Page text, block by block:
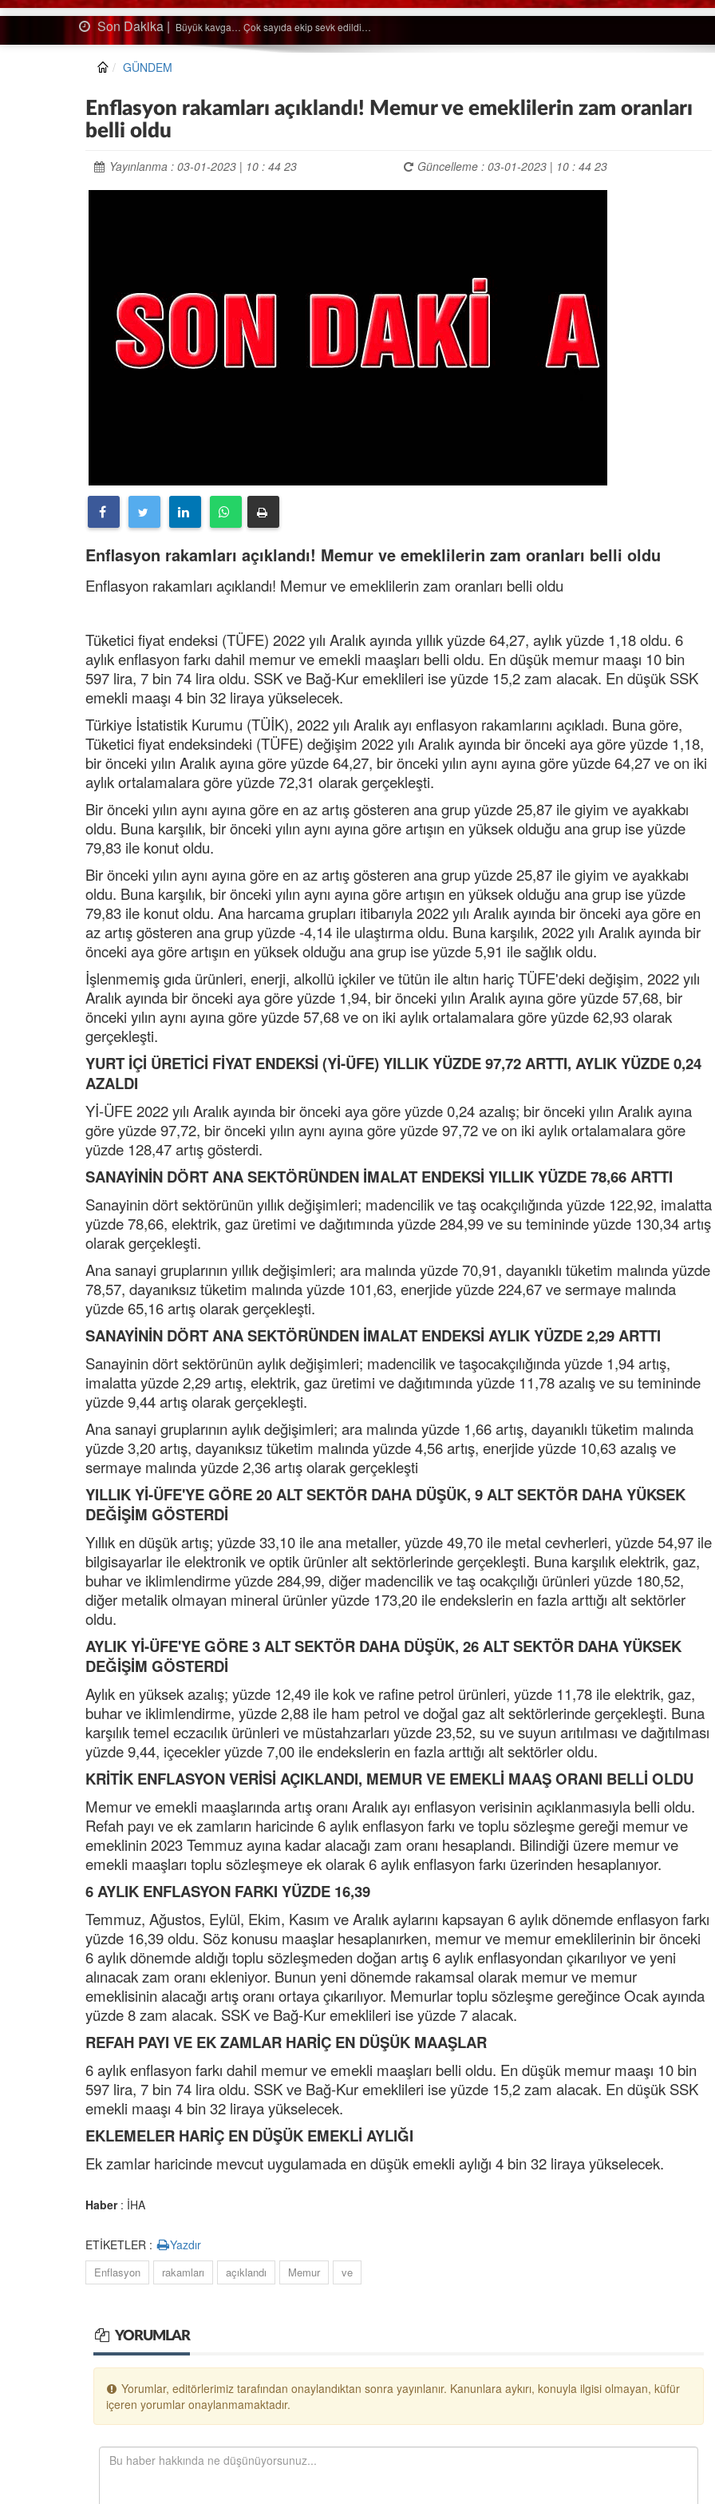
Son Dakika | Ağaçtan düştü…
GÜNDEM
Enflasyon rakamları açıklandı! Memur ve emeklilerin zam oranları
belli oldu
Yayınlanma : 03-01-2023 | 10 : 44 23 Güncelleme : 03-01-2023 | 10 : 44 23
Enflasyon rakamları açıklandı! Memur ve emeklilerin zam oranları belli oldu
Enflasyon rakamları açıklandı! Memur ve emeklilerin zam oranları belli oldu
Tüketici fiyat endeksi (TÜFE) 2022 yılı Aralık ayında yıllık yüzde 64,27, aylık yüzde 1,18 oldu. 6
aylık enflasyon farkı dahil memur ve emekli maaşları belli oldu. En düşük memur maaşı 10 bin
597 lira, 7 bin 74 lira oldu. SSK ve Bağ-Kur emeklileri ise yüzde 15,2 zam alacak. En düşük SSK
emekli maaşı 4 bin 32 liraya yükselecek.
Türkiye İstatistik Kurumu (TÜİK), 2022 yılı Aralık ayı enflasyon rakamlarını açıkladı. Buna göre,
Tüketici fiyat endeksindeki (TÜFE) değişim 2022 yılı Aralık ayında bir önceki aya göre yüzde 1,18,
bir önceki yılın Aralık ayına göre yüzde 64,27, bir önceki yılın aynı ayına göre yüzde 64,27 ve on iki
aylık ortalamalara göre yüzde 72,31 olarak gerçekleşti.
Bir önceki yılın aynı ayına göre en az artış gösteren ana grup yüzde 25,87 ile giyim ve ayakkabı
oldu. Buna karşılık, bir önceki yılın aynı ayına göre artışın en yüksek olduğu ana grup ise yüzde
79,83 ile konut oldu.
Bir önceki yılın aynı ayına göre en az artış gösteren ana grup yüzde 25,87 ile giyim ve ayakkabı
oldu. Buna karşılık, bir önceki yılın aynı ayına göre artışın en yüksek olduğu ana grup ise yüzde
79,83 ile konut oldu. Ana harcama grupları itibarıyla 2022 yılı Aralık ayında bir önceki aya göre en
az artış gösteren ana grup yüzde -4,14 ile ulaştırma oldu. Buna karşılık, 2022 yılı Aralık ayında bir
önceki aya göre artışın en yüksek olduğu ana grup ise yüzde 5,91 ile sağlık oldu.
İşlenmemiş gıda ürünleri, enerji, alkollü içkiler ve tütün ile altın hariç TÜFE'deki değişim, 2022 yılı
Aralık ayında bir önceki aya göre yüzde 1,94, bir önceki yılın Aralık ayına göre yüzde 57,68, bir
önceki yılın aynı ayına göre yüzde 57,68 ve on iki aylık ortalamalara göre yüzde 62,93 olarak
gerçekleşti.
YURT İÇİ ÜRETİCİ FİYAT ENDEKSİ (Yİ-ÜFE) YILLIK YÜZDE 97,72 ARTTI, AYLIK YÜZDE 0,24
AZALDI
Yİ-ÜFE 2022 yılı Aralık ayında bir önceki aya göre yüzde 0,24 azalış; bir önceki yılın Aralık ayına
göre yüzde 97,72, bir önceki yılın aynı ayına göre yüzde 97,72 ve on iki aylık ortalamalara göre
yüzde 128,47 artış gösterdi.
SANAYİNİN DÖRT ANA SEKTÖRÜNDEN İMALAT ENDEKSİ YILLIK YÜZDE 78,66 ARTTI
Sanayinin dört sektörünün yıllık değişimleri; madencilik ve taş ocakçılığında yüzde 122,92, imalatta
yüzde 78,66, elektrik, gaz üretimi ve dağıtımında yüzde 284,99 ve su temininde yüzde 130,34 artış
olarak gerçekleşti.
Ana sanayi gruplarının yıllık değişimleri; ara malında yüzde 70,91, dayanıklı tüketim malında yüzde
78,57, dayanıksız tüketim malında yüzde 101,63, enerjide yüzde 224,67 ve sermaye malında
yüzde 65,16 artış olarak gerçekleşti.
SANAYİNİN DÖRT ANA SEKTÖRÜNDEN İMALAT ENDEKSİ AYLIK YÜZDE 2,29 ARTTI
Sanayinin dört sektörünün aylık değişimleri; madencilik ve taşocakçılığında yüzde 1,94 artış,
imalatta yüzde 2,29 artış, elektrik, gaz üretimi ve dağıtımında yüzde 11,78 azalış ve su temininde
yüzde 9,44 artış olarak gerçekleşti.
Ana sanayi gruplarının aylık değişimleri; ara malında yüzde 1,66 artış, dayanıklı tüketim malında
yüzde 3,20 artış, dayanıksız tüketim malında yüzde 4,56 artış, enerjide yüzde 10,63 azalış ve
sermaye malında yüzde 2,36 artış olarak gerçekleşti
YILLIK Yİ-ÜFE'YE GÖRE 20 ALT SEKTÖR DAHA DÜŞÜK, 9 ALT SEKTÖR DAHA YÜKSEK
DEĞİŞİM GÖSTERDİ
Yıllık en düşük artış; yüzde 33,10 ile ana metaller, yüzde 49,70 ile metal cevherleri, yüzde 54,97 ile
bilgisayarlar ile elektronik ve optik ürünler alt sektörlerinde gerçekleşti. Buna karşılık elektrik, gaz,
buhar ve iklimlendirme yüzde 284,99, diğer madencilik ve taş ocakçılığı ürünleri yüzde 180,52,
diğer metalik olmayan mineral ürünler yüzde 173,20 ile endekslerin en fazla arttığı alt sektörler
oldu.
AYLIK Yİ-ÜFE'YE GÖRE 3 ALT SEKTÖR DAHA DÜŞÜK, 26 ALT SEKTÖR DAHA YÜKSEK
DEĞİŞİM GÖSTERDİ
Aylık en yüksek azalış; yüzde 12,49 ile kok ve rafine petrol ürünleri, yüzde 11,78 ile elektrik, gaz,
buhar ve iklimlendirme, yüzde 2,88 ile ham petrol ve doğal gaz alt sektörlerinde gerçekleşti. Buna
karşılık temel eczacılık ürünleri ve müstahzarları yüzde 23,52, su ve suyun arıtılması ve dağıtılması
yüzde 9,44, içecekler yüzde 7,00 ile endekslerin en fazla arttığı alt sektörler oldu.
KRİTİK ENFLASYON VERİSİ AÇIKLANDI, MEMUR VE EMEKLİ MAAŞ ORANI BELLİ OLDU
Memur ve emekli maaşlarında artış oranı Aralık ayı enflasyon verisinin açıklanmasıyla belli oldu.
Refah payı ve ek zamların haricinde 6 aylık enflasyon farkı ve toplu sözleşme gereği memur ve
emeklinin 2023 Temmuz ayına kadar alacağı zam oranı hesaplandı. Bilindiği üzere memur ve
emekli maaşları toplu sözleşmeye ek olarak 6 aylık enflasyon farkı üzerinden hesaplanıyor.
6 AYLIK ENFLASYON FARKI YÜZDE 16,39
Temmuz, Ağustos, Eylül, Ekim, Kasım ve Aralık aylarını kapsayan 6 aylık dönemde enflasyon farkı
yüzde 16,39 oldu. Söz konusu maaşlar hesaplanırken, memur ve memur emeklilerinin bir önceki
6 aylık dönemde aldığı toplu sözleşmeden doğan artış 6 aylık enflasyondan çıkarılıyor ve yeni
alınacak zam oranı ekleniyor. Bunun yeni dönemde rakamsal olarak memur ve memur
emeklisinin alacağı artış oranı ortaya çıkarılıyor. Memurlar toplu sözleşme gereğince Ocak ayında
yüzde 8 zam alacak. SSK ve Bağ-Kur emeklileri ise yüzde 7 alacak.
REFAH PAYI VE EK ZAMLAR HARİÇ EN DÜŞÜK MAAŞLAR
6 aylık enflasyon farkı dahil memur ve emekli maaşları belli oldu. En düşük memur maaşı 10 bin
597 lira, 7 bin 74 lira oldu. SSK ve Bağ-Kur emeklileri ise yüzde 15,2 zam alacak. En düşük SSK
emekli maaşı 4 bin 32 liraya yükselecek.
EKLEMELER HARİÇ EN DÜŞÜK EMEKLİ AYLIĞI
Ek zamlar haricinde mevcut uygulamada en düşük emekli aylığı 4 bin 32 liraya yükselecek.
Haber: İHA
ETİKETLER : Yazdır
Enflasyon rakamları açıklandı Memur ve
YORUMLAR
Yorumlar, editörlerimiz tarafından onaylandıktan sonra yayınlanır. Kanunlara aykırı, konuyla ilgisi olmayan, küfür
içeren yorumlar onaylanmamaktadır.
Semih ÇOLAK
SEÇMEN NE DEDİ?
Op. Dr. Erol GÜNEN
Kemiklerinizi Sessizce Çürüten 6
Alışkanlık
Şenol AZMAN
“Aman doktor, yaman doktor.
Derdime bir çare!” – 2-
Merve KIRAN
KİLO KONTROLÜNDE KİLİT
Konuk Yazar
Temiz enerji ve gelecek
Uğuralp CİVELEK
“Bu bir suç duyurusudur”
YEREL RADYO VE REKLAM
Mustafa Ozturk
dört katına satılıyor. iç f... DEVAMI
ibrahim yalçınkaya
belediye yönetilirmi hayretdebişey
Ekmek yediğiniz yere veda edersiniz gurur
tablosu yaparsınız değişik bu kişilikler ya
Muhammed
Valla tren kactj gitti.Uysali devirmwk icin
aleyhine calistiniz.Becerdinizde Adami alasa
ettiniz.Sonuc... DEVAMI
1950 türkiye
ihracati,tütün,kuruüzüm,findik,pamuk krom
mdeni,kafa basi senede 14 dolar